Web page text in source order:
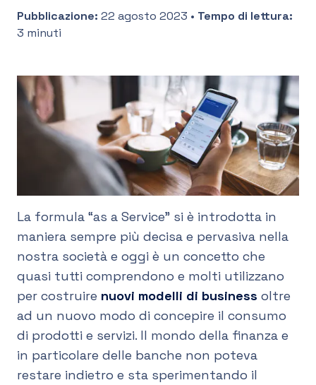
Contatti
IT
Pubblicazione: 22 agosto 2023 • Tempo di lettura:
3 minuti
La formula “as a Service” si è introdotta in
maniera sempre più decisa e pervasiva nella
nostra società e oggi è un concetto che
quasi tutti comprendono e molti utilizzano
per costruire nuovi modelli di business oltre
ad un nuovo modo di concepire il consumo
di prodotti e servizi. Il mondo della finanza e
in particolare delle banche non poteva
restare indietro e sta sperimentando il